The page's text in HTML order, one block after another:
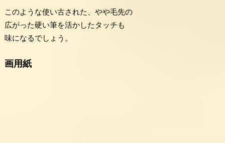
このような使い古された、やや毛先の
広がった硬い筆を活かしたタッチも
味になるでしょう。
画用紙